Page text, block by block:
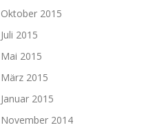
Oktober 2015
Juli 2015
Mai 2015
März 2015
Januar 2015
November 2014